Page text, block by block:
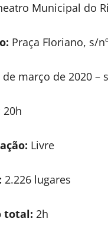
Municipal do
Praça Floriano, s/
de março de 2020 –
20h
Livre
2.226 lugares
total: 2h